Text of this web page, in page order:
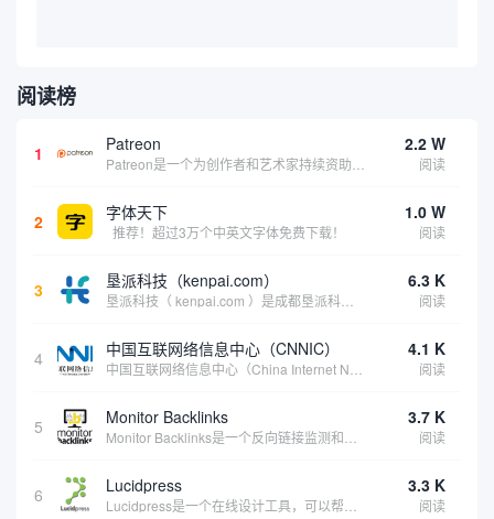
阅读榜
1 Patreon 2.2 W
阅读
2 字体天下
推荐！超过3万个中英文字体免费下载！
1.0 W
阅读
3 垦派科技（kenpai.com） 6.3 K
阅读
4 中国互联网络信息中心（CNNIC） 4.1 K
阅读
5 Monitor Backlinks 3.7 K
阅读
6 Lucidpress 3.3 K
阅读